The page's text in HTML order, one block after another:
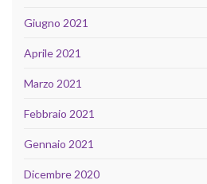
Giugno 2021
Aprile 2021
Marzo 2021
Febbraio 2021
Gennaio 2021
Dicembre 2020